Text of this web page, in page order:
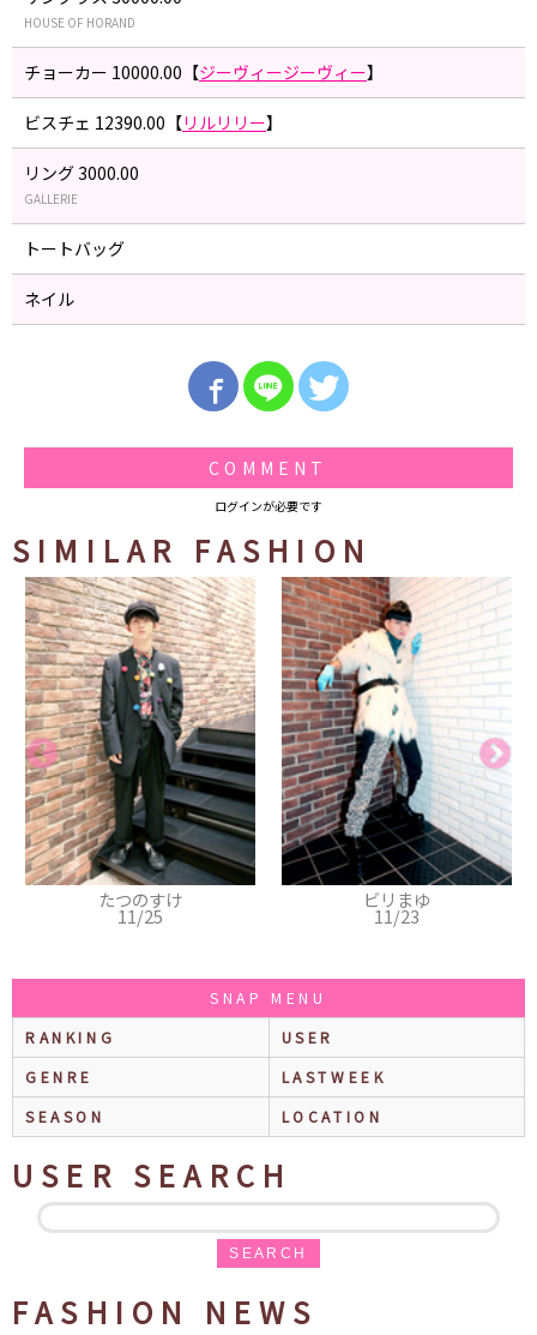
HOUSE OF HORAND
チョーカー 10000.00【ジーヴィージーヴィー】
ビスチェ 12390.00【リルリリー】
リング 3000.00
GALLERIE
トートバッグ
ネイル
COMMENT
ログインが必要です
SIMILAR FASHION
ビリまゆ
11/23
早乙女 憗
11/19
SNAP MENU
RANKING
USER
GENRE
LASTWEEK
SEASON
LOCATION
USER SEARCH
SEARCH
FASHION NEWS